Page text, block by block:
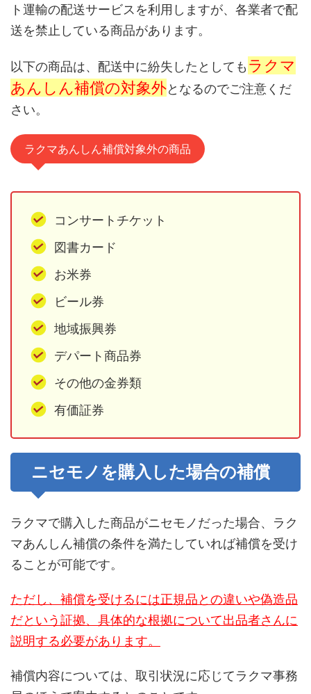
ト運輸の配送サービスを利用しますが、各業者で配
送を禁止している商品があります。
以下の商品は、配送中に紛失したとしても ラクマ
あんしん補償の対象外となるのでご注意くだ
さい。
ラクマあんしん補償対象外の商品
コンサートチケット
図書カード
お米券
ビール券
地域振興券
デパート商品券
その他の金券類
有価証券
ニセモノを購入した場合の補償
ラクマで購入した商品がニセモノだった場合、ラク
マあんしん補償の条件を満たしていれば補償を受け
ることが可能です。
ただし、補償を受けるには正規品との違いや偽造品
だという証拠、具体的な根拠について出品者さんに
説明する必要があります。
補償内容については、取引状況に応じてラクマ事務